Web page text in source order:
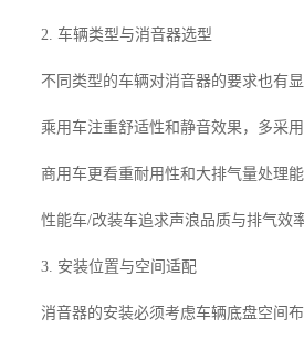
2. 车辆类型与消音器选型
不同类型的车辆对消音器的要求也有显
乘用车注重舒适性和静音效果，多采
商用车更看重耐用性和大排气量处理
性能车/改装车追求声浪品质与排气效
3. 安装位置与空间适配
消音器的安装必须考虑车辆底盘空间布